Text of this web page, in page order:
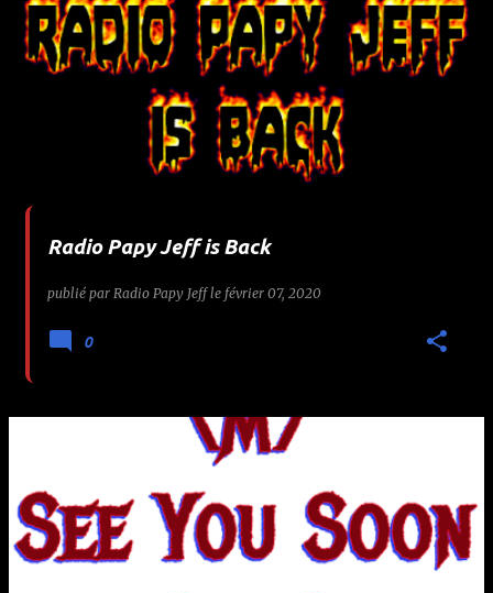
Radio Papy Jeff is Back
publié par Radio Papy Jeff le février 07, 2020
0